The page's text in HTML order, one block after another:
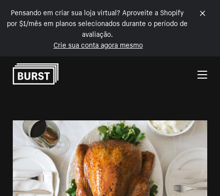
Pensando em criar sua loja virtual? Aproveite a Shopify
por $1/mês em planos selecionados durante o período de
avaliação.
Crie sua conta agora mesmo
Pular para o conteúdo